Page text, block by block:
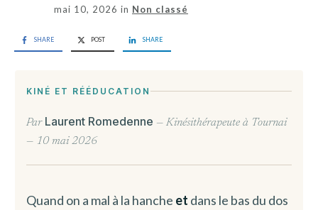
mai 10, 2026 in Non classé
SHARE POST SHARE
KINÉ ET RÉÉDUCATION
Par Laurent Romedenne — Kinésithérapeute à Tournai
— 10 mai 2026
Quand on a mal à la hanche et dans le bas du dos